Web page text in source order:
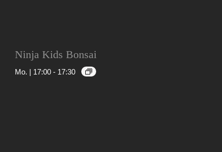
Ninja Kids Bonsai
Mo. | 17:00 - 17:30